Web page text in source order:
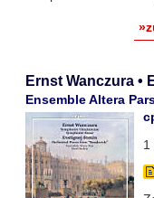
Ernst Wanczura •
Ensemble Altera
1